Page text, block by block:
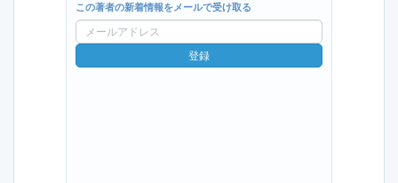
この著者の新着情報をメールで受け取る
ー
ル
登録